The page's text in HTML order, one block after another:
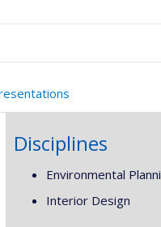
Disciplines
Environmental
Interior Design